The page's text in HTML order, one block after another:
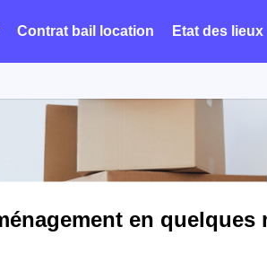
Contrat bail location Etat des lieux